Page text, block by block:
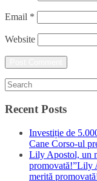
Email *
Website
Recent Posts
Investiție de
Cane Corso-ul
Lily Apostol, un
promovată!”Lily
merită